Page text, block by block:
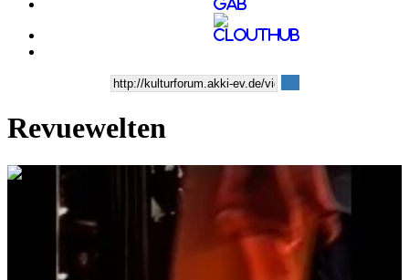
Revuewelten
0:07:27